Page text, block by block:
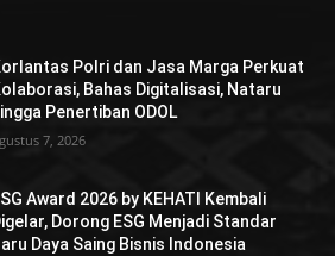
Polri dan Jasa Marga Perkuat
Bahas Digitalisasi, Nataru
Penertiban ODOL
7, 2026
Award 2026 by KEHATI Kembali
Dorong ESG Menjadi Standar
Daya Saing Bisnis Indonesia